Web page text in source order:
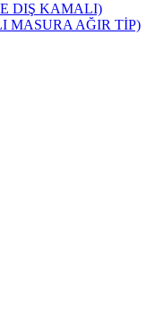
DIŞ KAMALI)
MASURA AĞIR TİP)